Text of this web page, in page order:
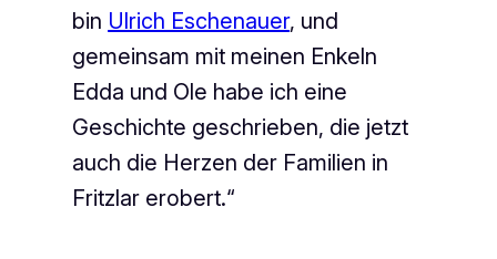
bin Ulrich Eschenauer, und
gemeinsam mit meinen Enkeln
Edda und Ole habe ich eine
Geschichte geschrieben, die jetzt
auch die Herzen der Familien in
Fritzlar erobert.“